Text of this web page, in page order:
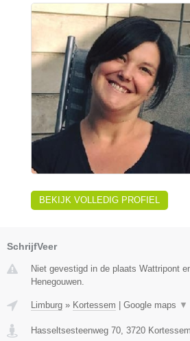
BEKIJK VOLLEDIG PROFIEL
SchrijfVeer
Niet gevestigd in de plaats Wattripont
Henegouwen.
Limburg » Kortessem Google maps ▼
Hasseltsesteenweg 70, 3720 Kortessem